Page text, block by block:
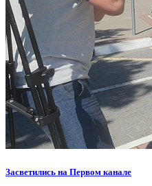
Засветились на Первом канале